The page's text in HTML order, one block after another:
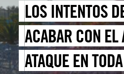
LOS INTENTOS
ACABAR CON EL
ATAQUE EN